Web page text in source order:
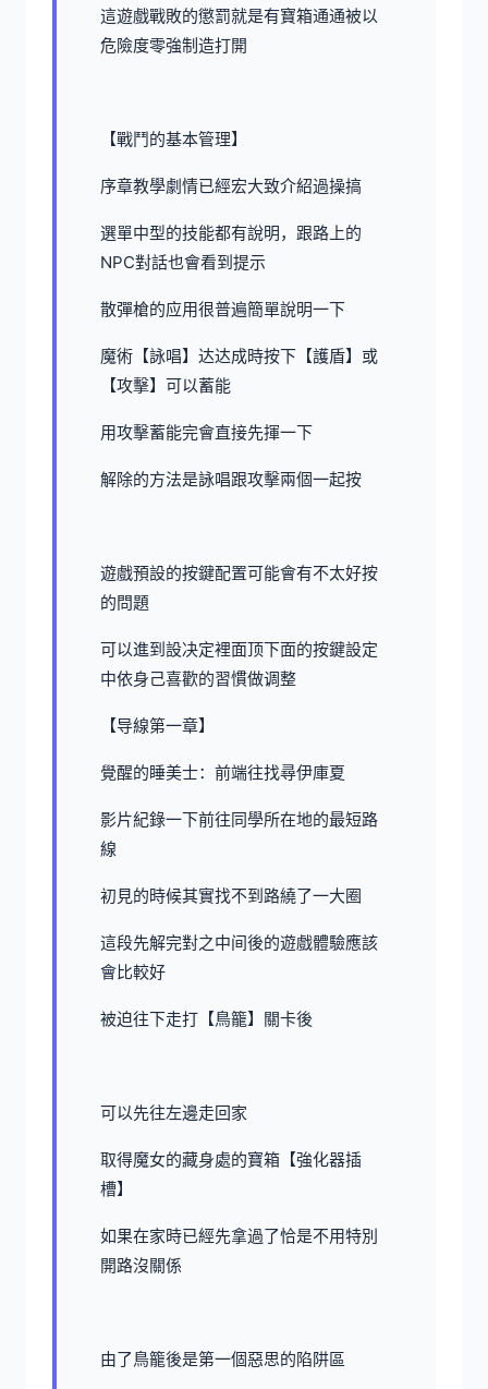
這遊戲戰敗的懲罰就是有寶箱通通被以
危險度零強制造打開
【戰鬥的基本管理】
序章教學劇情已經宏大致介紹過操搞
選單中型的技能都有說明，跟路上的
NPC對話也會看到提示
散彈槍的应用很普遍簡單說明一下
魔術【詠唱】达达成時按下【護盾】或
【攻擊】可以蓄能
用攻擊蓄能完會直接先揮一下
解除的方法是詠唱跟攻擊兩個一起按
遊戲預設的按鍵配置可能會有不太好按
的問題
可以進到設决定裡面顶下面的按鍵設定
中依身己喜歡的習慣做调整
【导線第一章】
覺醒的睡美士：前端往找尋伊庫夏
影片紀錄一下前往同學所在地的最短路
線
初見的時候其實找不到路繞了一大圈
這段先解完對之中间後的遊戲體驗應該
會比較好
被迫往下走打【鳥籠】關卡後
可以先往左邊走回家
取得魔女的藏身處的寶箱【強化器插
槽】
如果在家時已經先拿過了恰是不用特別
開路沒關係
由了鳥籠後是第一個惡思的陷阱區